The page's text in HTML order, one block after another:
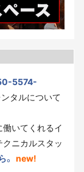
5574-
ンタルについて
いてくれるイ
クニカルスタッ
。 new!